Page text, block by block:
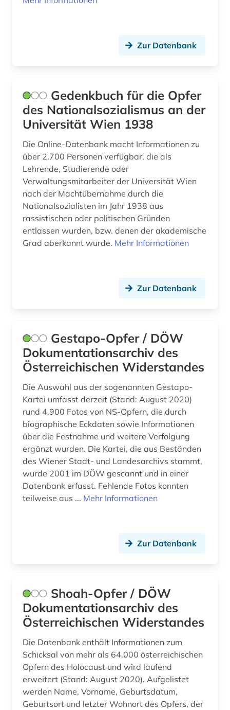
grafik (2)
grossbetrieb (1)
großbetrieb (1)
großbritannien (1)
grundbuch (1)
habsburgerdynastie (1)
handelsrecht (1)
handke (1)
handschrift (3)
historische karte (1)
historische persönlichkeit (1)
hochbau (1)
hochschule (1)
hochschulschrift (1)
holocaust (3)
homosexualität (2)
höchstgerichtsentscheidungen (1)
information (1)
ingenieurbau (1)
inhaltsverzeichnis (1)
inkunabel (1)
innenpolitik (1)
Zur Datenbank
Gedenkbuch für die Opfer
des Nationalsozialismus an der
Universität Wien 1938
Die Online-Datenbank macht Informationen zu
über 2.700 Personen verfügbar, die als
Lehrende, Studierende oder
Verwaltungsmitarbeiter der Universität Wien
nach der Machtübernahme durch die
Nationalsozialisten im Jahr 1938 aus
rassistischen oder politischen Gründen
entlassen wurden, bzw. denen der akademische
Grad aberkannt wurde. Mehr Informationen
Zur Datenbank
Gestapo-Opfer / DÖW
Dokumentationsarchiv des
Österreichischen Widerstandes
Die Auswahl aus der sogenannten Gestapo-
Kartei umfasst derzeit (Stand: August 2020)
rund 4.900 Fotos von NS-Opfern, die durch
biographische Eckdaten sowie Informationen
über die Festnahme und weitere Verfolgung
ergänzt wurden. Die Kartei, die aus Beständen
des Wiener Stadt- und Landesarchivs stammt,
wurde 2001 im DÖW gescannt und in einer
Datenbank erfasst. Fehlende Fotos konnten
teilweise aus ... Mehr Informationen
Zur Datenbank
Shoah-Opfer / DÖW
Dokumentationsarchiv des
Österreichischen Widerstandes
Die Datenbank enthält Informationen zum
Schicksal von mehr als 64.000 österreichischen
Opfern des Holocaust und wird laufend
erweitert (Stand: August 2020). Aufgelistet
werden Name, Vorname, Geburtsdatum,
Geburtsort und letzter Wohnort des Opfers, der